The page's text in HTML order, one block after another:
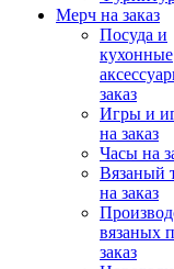
Мерч на заказ
Посуда и
кухонные
заказ
Игры и
на заказ
Часы на
Вязаный
на заказ
вязаных
заказ